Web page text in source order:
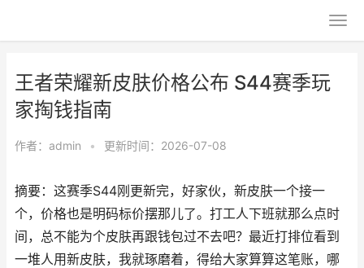
王者荣耀新皮肤价格公布 S44赛季玩
家掏钱指南
作者： admin • 更新时间：2026-07-08
摘要：这赛季S44刚更新完，好家伙，新皮肤一个接一
个，价格也是明码标价摆那儿了。打工人下班就那么点时
间，总不能为个皮肤再跟钱包过不去吧？最近打排位看到
一堆人用新皮肤，我就琢磨着，得给大家算算这笔账，哪